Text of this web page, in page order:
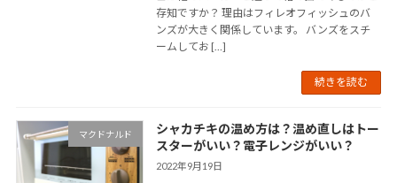
存知ですか？ 理由はフィレオフィッシュのバ
ンズが大きく関係しています。 バンズをスチ
ームしてお […]
続きを読む
マクドナルド
シャカチキの温め方は？温め直しはトー
スターがいい？電子レンジがいい？
2022年9月19日